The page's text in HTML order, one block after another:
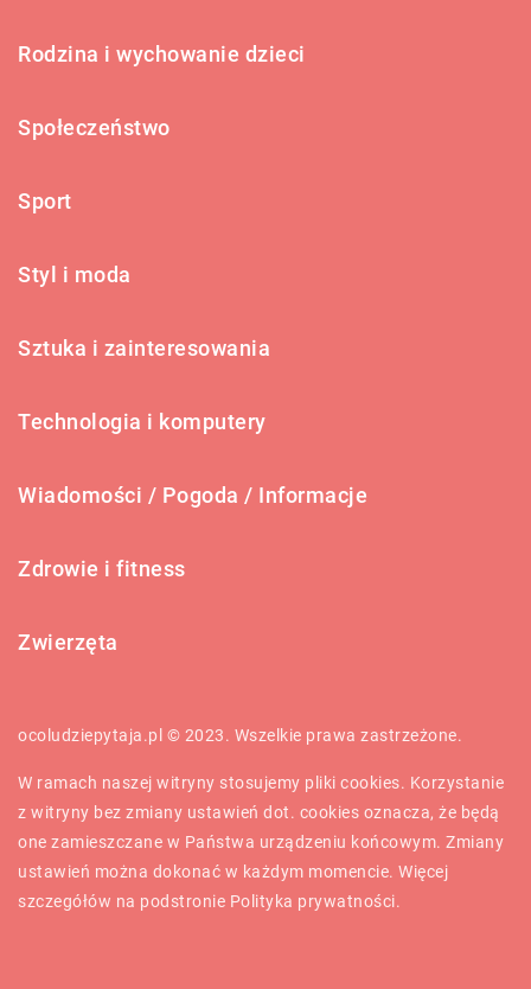
Rodzina i wychowanie dzieci
Społeczeństwo
Sport
Styl i moda
Sztuka i zainteresowania
Technologia i komputery
Wiadomości / Pogoda / Informacje
Zdrowie i fitness
Zwierzęta
ocoludziepytaja.pl © 2023. Wszelkie prawa zastrzeżone.
W ramach naszej witryny stosujemy pliki cookies. Korzystanie
z witryny bez zmiany ustawień dot. cookies oznacza, że będą
one zamieszczane w Państwa urządzeniu końcowym. Zmiany
ustawień można dokonać w każdym momencie. Więcej
szczegółów na podstronie Polityka prywatności.